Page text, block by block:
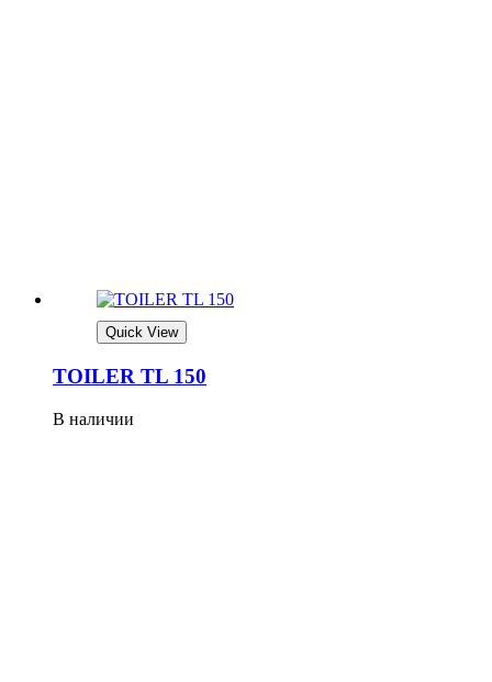
Quick View
TOILER TL 150
В наличии